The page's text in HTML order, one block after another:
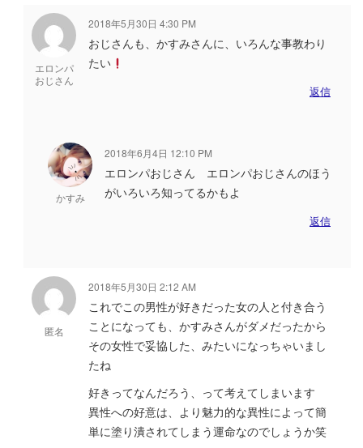
エロンパ
おじさん
2018年5月30日 4:30 PM
おじさんも、かすみさんに、いろんな事教わり
たい
返信
かすみ
2018年6月4日 12:10 PM
エロンパおじさん エロンパおじさんのほう
がいろいろ知ってるかもよ
返信
匿名
2018年5月30日 2:12 AM
これでこの男性が好きだった女の人と付き合う
ことになっても、かすみさんがダメだったから
その女性で妥協した、みたいになっちゃいまし
たね
好きってなんだろう、って考えてしまいます
異性への好意は、より魅力的な異性によって簡
単に塗り潰されてしまう運命なのでしょうか笑